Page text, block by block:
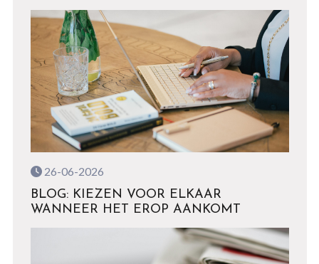
26-06-2026
BLOG: KIEZEN VOOR ELKAAR
WANNEER HET EROP AANKOMT